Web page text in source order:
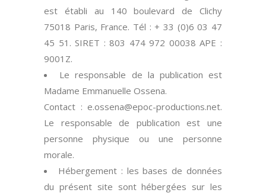
est établi au 140 boulevard de Clichy
75018 Paris, France. Tél : + 33 (0)6 03 47
45 51. SIRET : 803 474 972 00038 APE :
9001Z.
Le responsable de la publication est
Madame Emmanuelle Ossena.
Contact : e.ossena@epoc-productions.net.
Le responsable de publication est une
personne physique ou une personne
morale.
Hébergement : les bases de données
du présent site sont hébergées sur les